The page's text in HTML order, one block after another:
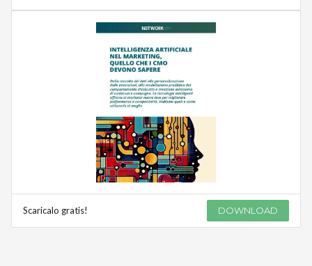
Scaricalo gratis! DOWNLOAD